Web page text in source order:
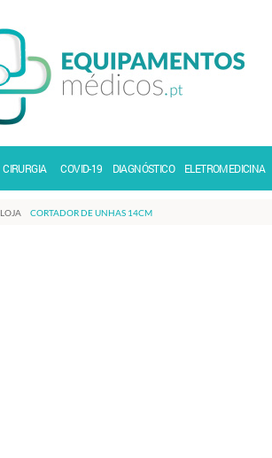
CIRURGIA COVID-19 DIAGNÓSTICO ELETROMEDICINA
LOJA CORTADOR DE UNHAS 14CM